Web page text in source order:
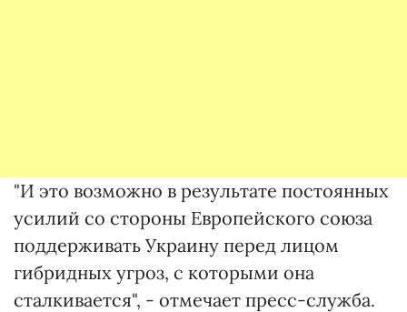
"И это возможно в результате постоянных
усилий со стороны Европейского союза
поддерживать Украину перед лицом
гибридных угроз, с которыми она
сталкивается", - отмечает пресс-служба.